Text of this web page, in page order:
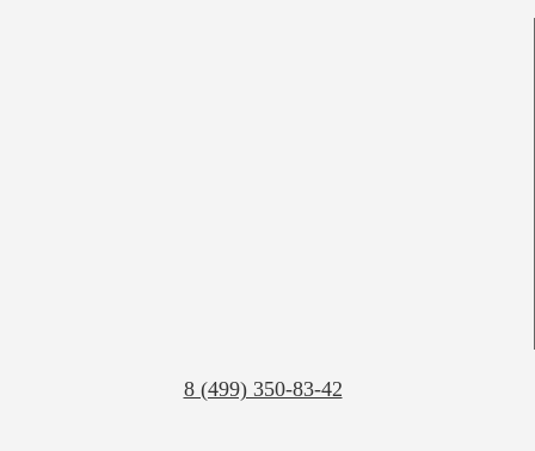
8 (499) 350-83-42